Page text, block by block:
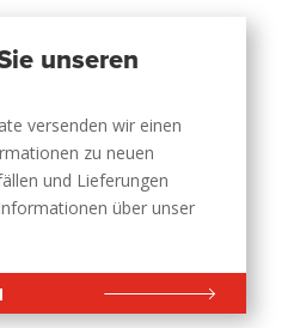
unseren
versenden wir einen
zu neuen
und Lieferungen
über unser